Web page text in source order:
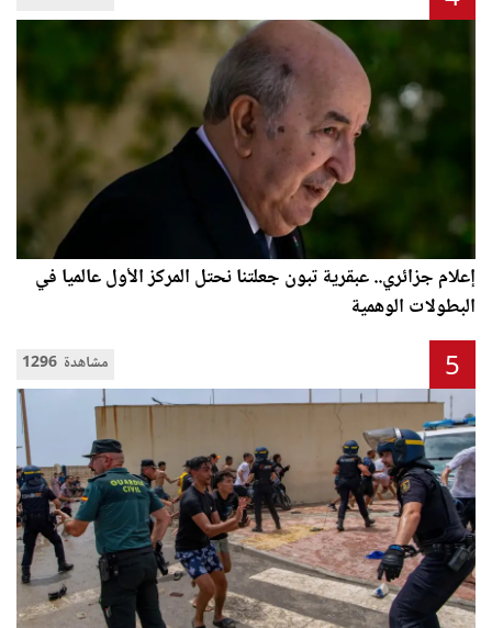
إعلام جزائري.. عبقرية تبون جعلتنا نحتل المركز الأول عالميا في
البطولات الوهمية
1296 مشاهدة 5